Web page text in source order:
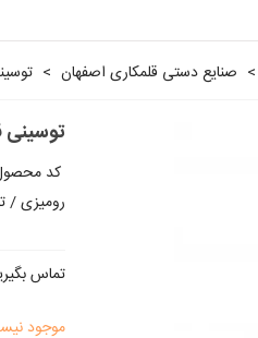
> صنایع دستی قلمکاری اصفهان >
توسینی
کد
رومیزی / توسینی
تماس
موجود